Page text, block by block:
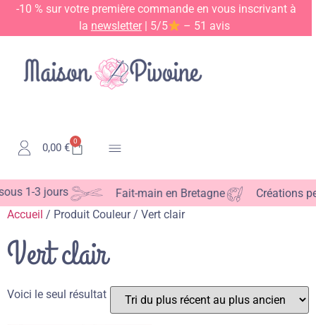
-10 % sur votre première commande en vous inscrivant à
la newsletter | 5/5 – 51 avis
0,00 €
0
1-3 jours Fait-main en Bretagne
Créations
Accueil / Produit Couleur / Vert clair
Vert clair
Voici le seul résultat